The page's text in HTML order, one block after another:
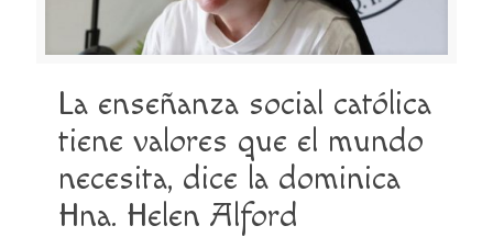
La enseñanza social católica
tiene valores que el mundo
necesita, dice la dominica
Hna. Helen Alford